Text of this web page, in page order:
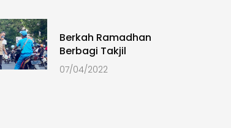
Berkah Ramadhan
Berbagi Takjil
07/04/2022